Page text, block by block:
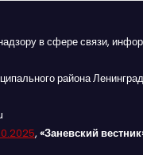
в сфере связи,
района
, «Заневский